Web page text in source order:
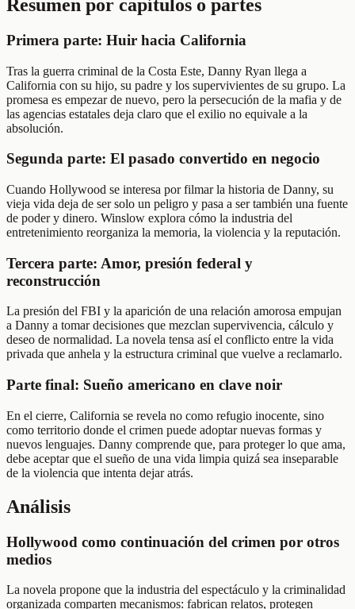
Resumen por capítulos o partes
Primera parte: Huir hacia California
Tras la guerra criminal de la Costa Este, Danny Ryan llega a
California con su hijo, su padre y los supervivientes de su grupo. La
promesa es empezar de nuevo, pero la persecución de la mafia y de
las agencias estatales deja claro que el exilio no equivale a la
absolución.
Segunda parte: El pasado convertido en negocio
Cuando Hollywood se interesa por filmar la historia de Danny, su
vieja vida deja de ser solo un peligro y pasa a ser también una fuente
de poder y dinero. Winslow explora cómo la industria del
entretenimiento reorganiza la memoria, la violencia y la reputación.
Tercera parte: Amor, presión federal y
reconstrucción
La presión del FBI y la aparición de una relación amorosa empujan
a Danny a tomar decisiones que mezclan supervivencia, cálculo y
deseo de normalidad. La novela tensa así el conflicto entre la vida
privada que anhela y la estructura criminal que vuelve a reclamarlo.
Parte final: Sueño americano en clave noir
En el cierre, California se revela no como refugio inocente, sino
como territorio donde el crimen puede adoptar nuevas formas y
nuevos lenguajes. Danny comprende que, para proteger lo que ama,
debe aceptar que el sueño de una vida limpia quizá sea inseparable
de la violencia que intenta dejar atrás.
Análisis
Hollywood como continuación del crimen por otros
medios
La novela propone que la industria del espectáculo y la criminalidad
organizada comparten mecanismos: fabrican relatos, protegen